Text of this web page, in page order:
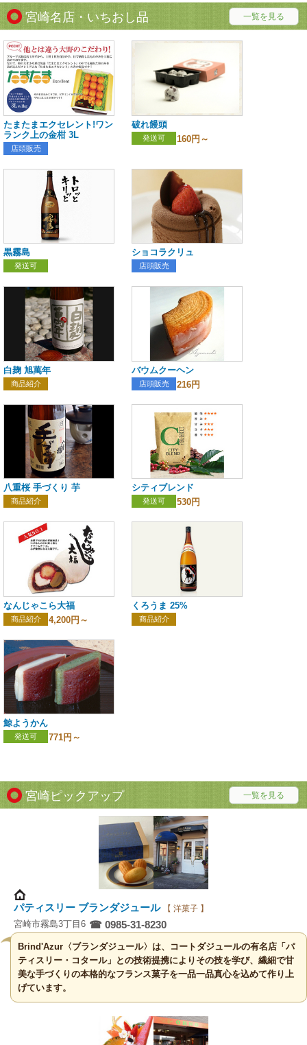
宮崎名店・いちおし品 一覧を見る
たまたまエクセレント!ワン
ランク上の金柑 3L
店頭販売
破れ饅頭
発送可 160円～
黒霧島
発送可
ショコラクリュ
店頭販売
白麹 旭萬年
商品紹介
バウムクーヘン
店頭販売 216円
八重桜 手づくり 芋
商品紹介
シティブレンド
発送可 530円
なんじゃこら大福
商品紹介 4,200円～
くろうま 25%
商品紹介
鯨ようかん
発送可 771円～
宮崎ピックアップ 一覧を見る
パティスリー ブランダジュール 【 洋菓子 】
宮崎市霧島3丁目6 ☎ 0985-31-8230
Brind'Azur〈ブランダジュール〉は、コートダジュールの有名店「パ
ティスリー・コタール」との技術提携によりその技を学び、繊細で甘
美な手づくりの本格的なフランス菓子を一品一品真心を込めて作り上
げています。